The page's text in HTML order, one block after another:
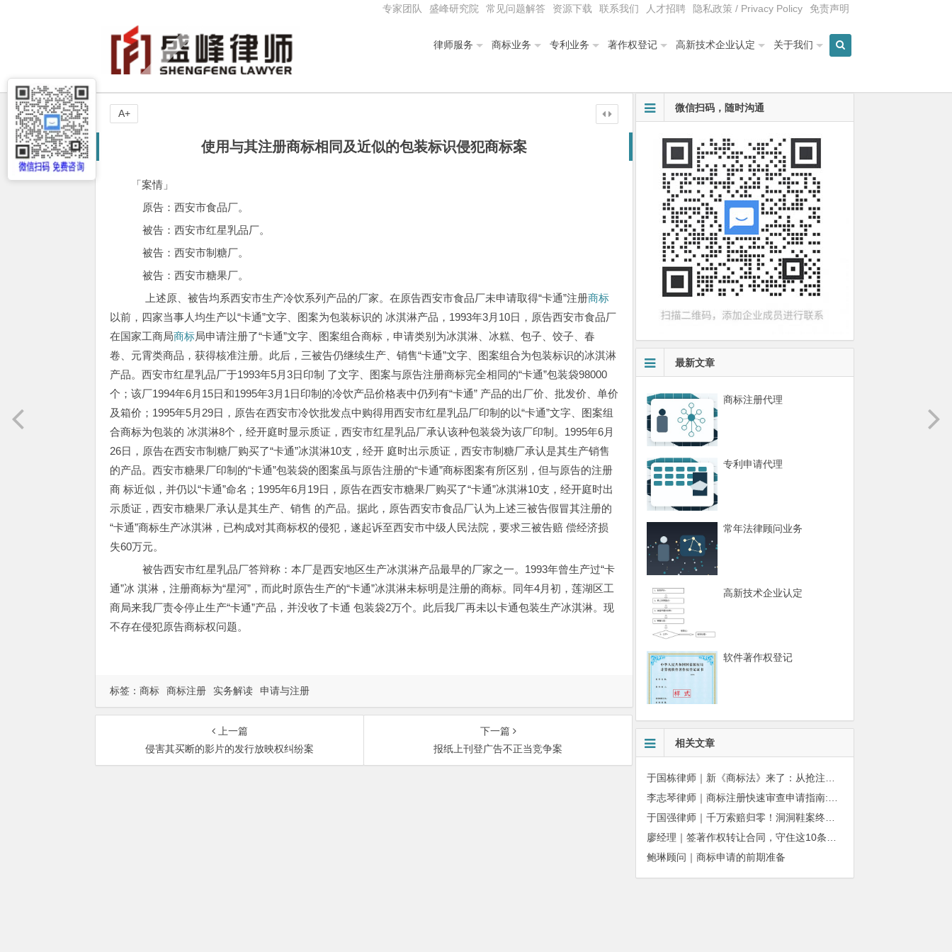
专家团队 盛峰研究院 常见问题解答 资源下载 联系我们 人才招聘 隐私政策 / Privacy Policy 免责声明
律师服务 商标业务 专利业务 著作权登记 高新技术企业认定 关于我们
使用与其注册商标相同及近似的包装标识侵犯商标案
「案情」
原告：西安市食品厂。
被告：西安市红星乳品厂。
被告：西安市制糖厂。
被告：西安市糖果厂。
上述原、被告均系西安市生产冷饮系列产品的厂家。在原告西安市食品厂未申请取得“卡通”注册商标
以前，四家当事人均生产以“卡通”文字、图案为包装标识的 冰淇淋产品，1993年3月10日，原告西安市食品厂
在国家工商局商标局申请注册了“卡通”文字、图案组合商标，申请类别为冰淇淋、冰糕、包子、饺子、春
卷、元霄类商品，获得核准注册。此后，三被告仍继续生产、销售“卡通”文字、图案组合为包装标识的冰淇淋
产品。西安市红星乳品厂于1993年5月3日印制 了文字、图案与原告注册商标完全相同的“卡通”包装袋98000
个；该厂1994年6月15日和1995年3月1日印制的冷饮产品价格表中仍列有“卡通” 产品的出厂价、批发价、单价
及箱价；1995年5月29日，原告在西安市冷饮批发点中购得用西安市红星乳品厂印制的以“卡通”文字、图案组
合商标为包装的 冰淇淋8个，经开庭时显示质证，西安市红星乳品厂承认该种包装袋为该厂印制。1995年6月
26日，原告在西安市制糖厂购买了“卡通”冰淇淋10支，经开 庭时出示质证，西安市制糖厂承认是其生产销售
的产品。西安市糖果厂印制的“卡通”包装袋的图案虽与原告注册的“卡通”商标图案有所区别，但与原告的注册
商 标近似，并仍以“卡通”命名；1995年6月19日，原告在西安市糖果厂购买了“卡通”冰淇淋10支，经开庭时出
示质证，西安市糖果厂承认是其生产、销售 的产品。据此，原告西安市食品厂认为上述三被告假冒其注册的
“卡通”商标生产冰淇淋，已构成对其商标权的侵犯，遂起诉至西安市中级人民法院，要求三被告赔 偿经济损
失60万元。
被告西安市红星乳品厂答辩称：本厂是西安地区生产冰淇淋产品最早的厂家之一。1993年曾生产过“卡
通”冰 淇淋，注册商标为“星河”，而此时原告生产的“卡通”冰淇淋未标明是注册的商标。同年4月初，莲湖区工
商局来我厂责令停止生产“卡通”产品，并没收了卡通 包装袋2万个。此后我厂再未以卡通包装生产冰淇淋。现
不存在侵犯原告商标权问题。
A+
标签：商标 商标注册 实务解读 申请与注册
上一篇
侵害其买断的影片的发行放映权纠纷案
下一篇
报纸上刊登广告不正当竞争案
微信扫码，随时沟通
最新文章
商标注册代理
专利申请代理
常年法律顾问业务
高新技术企业认定
软件著作权登记
相关文章
鲍琳顾问｜商标申请的前期准备